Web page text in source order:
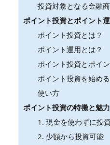
投資対象となる金融
ポイント投資とポイント
ポイント投資とは？
ポイント運用とは？
ポイント投資とポイ
ポイント投資を始め
使い方
ポイント投資の特徴と魅力
1. 現金を使わずに投
2. 少額から投資可能